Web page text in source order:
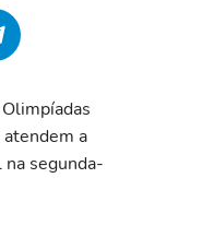
a
segunda-